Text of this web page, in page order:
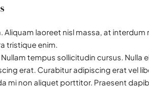
laoreet nisl massa, at interdum
tristique enim.
tempus sollicitudin cursus. Nulla
erat. Curabitur adipiscing erat vel
mi non aliquet porttitor. Praesent